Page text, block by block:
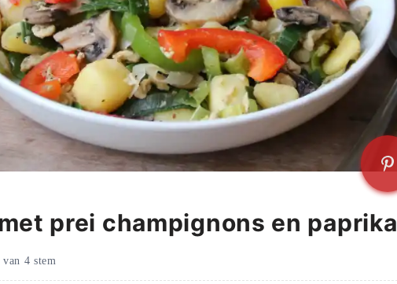
prei champignons en paprika
van 4 stem